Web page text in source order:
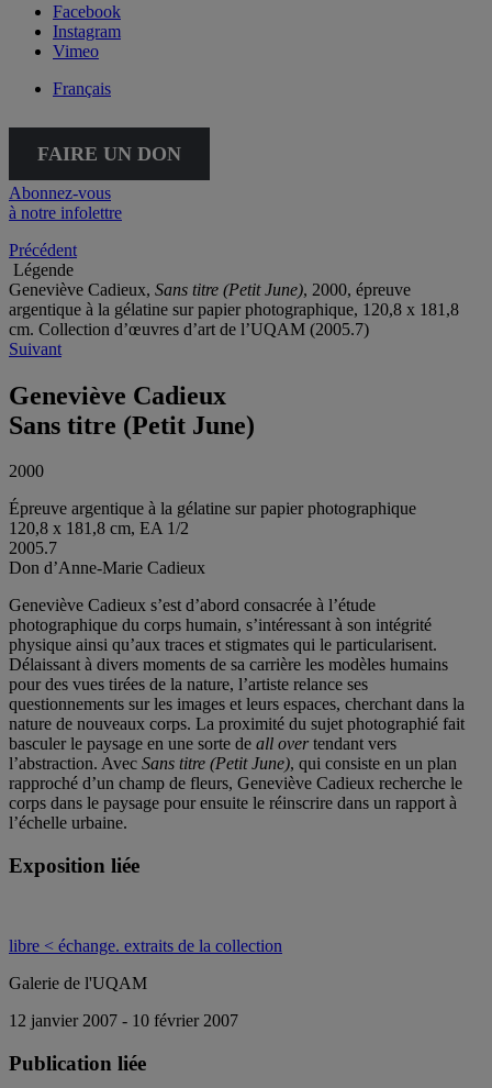
Facebook
Instagram
Vimeo
Français
FAIRE UN DON
Abonnez-vous
à notre infolettre
Précédent
Légende
Geneviève Cadieux, Sans titre (Petit June), 2000, épreuve
argentique à la gélatine sur papier photographique, 120,8 x 181,8
cm. Collection d’œuvres d’art de l’UQAM (2005.7)
Suivant
Geneviève Cadieux
Sans titre (Petit June)
2000
Épreuve argentique à la gélatine sur papier photographique
120,8 x 181,8 cm, EA 1/2
2005.7
Don d’Anne-Marie Cadieux
Geneviève Cadieux s’est d’abord consacrée à l’étude
photographique du corps humain, s’intéressant à son intégrité
physique ainsi qu’aux traces et stigmates qui le particularisent.
Délaissant à divers moments de sa carrière les modèles humains
pour des vues tirées de la nature, l’artiste relance ses
questionnements sur les images et leurs espaces, cherchant dans la
nature de nouveaux corps. La proximité du sujet photographié fait
basculer le paysage en une sorte de all overtendant vers
l’abstraction. Avec Sans titre (Petit June), qui consiste en un plan
rapproché d’un champ de fleurs, Geneviève Cadieux recherche le
corps dans le paysage pour ensuite le réinscrire dans un rapport à
l’échelle urbaine.
Exposition liée
libre < échange. extraits de la collection
Galerie de l'UQAM
12 janvier 2007 - 10 février 2007
Publication liée